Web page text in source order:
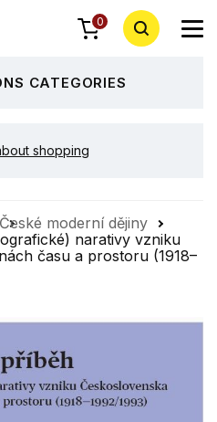
0
CATEGORIES
shopping
České moderní dějiny
narativy vzniku
času a prostoru (1918–